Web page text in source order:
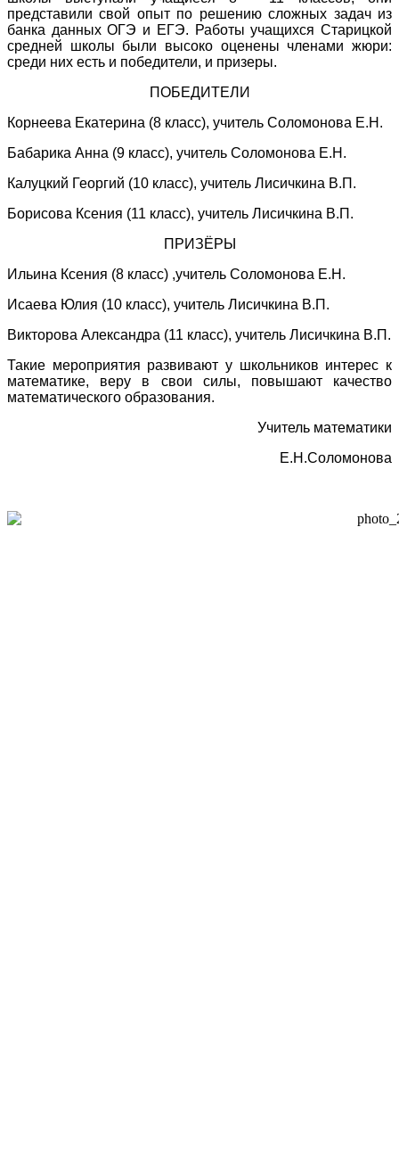
представили свой опыт по решению сложных задач из
банка данных ОГЭ и ЕГЭ. Работы учащихся Старицкой
средней школы были высоко оценены членами жюри:
среди них есть и победители, и призеры.
ПОБЕДИТЕЛИ
Корнеева Екатерина (8 класс), учитель Соломонова Е.Н.
Бабарика Анна (9 класс), учитель Соломонова Е.Н.
Калуцкий Георгий (10 класс), учитель Лисичкина В.П.
Борисова Ксения (11 класс), учитель Лисичкина В.П.
ПРИЗЁРЫ
Ильина Ксения (8 класс) ,учитель Соломонова Е.Н.
Исаева Юлия (10 класс), учитель Лисичкина В.П.
Викторова Александра (11 класс), учитель Лисичкина В.П.
Такие мероприятия развивают у школьников интерес к
математике, веру в свои силы, повышают качество
математического образования.
Учитель математики
Е.Н.Соломонова